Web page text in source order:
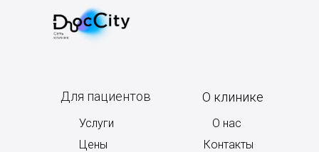
Для пациентов О клинике
Услуги
Цены
О нас
Контакты